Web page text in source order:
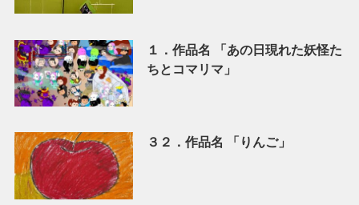
１．作品名 「あの日現れた妖怪た
ちとコマリマ」
３２．作品名 「りんご」